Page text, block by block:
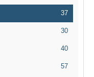
37
30
40
57